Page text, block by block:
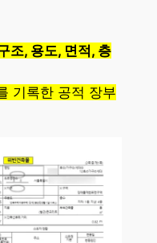
조, 용도, 면적, 층
기록한 공적 장부